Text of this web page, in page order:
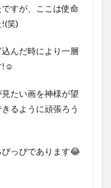
すが、ここは使命
笑)
んだ時により一層
!☺️
たい画を神様が望
るように頑張ろう
っぴであります😂